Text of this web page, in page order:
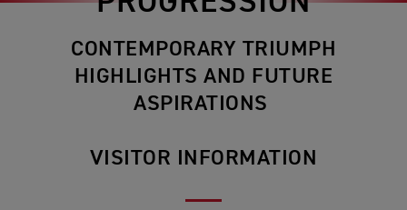
CONTEMPORARY TRIUMPH
HIGHLIGHTS AND FUTURE
ASPIRATIONS
VISITOR INFORMATION